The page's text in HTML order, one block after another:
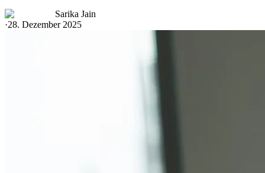
Sarika Jain
·28. Dezember 2025